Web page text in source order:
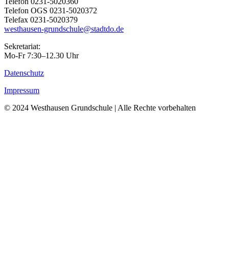
Telefon OGS 0231-5020372
Telefax 0231-5020379
westhausen-grundschule@stadtdo.de
Sekretariat:
Mo-Fr 7:30–12.30 Uhr
Datenschutz
Impressum
© 2024 Westhausen Grundschule | Alle Rechte vorbehalten